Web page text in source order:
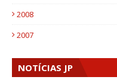
2008
2007
NOTÍCIAS JP